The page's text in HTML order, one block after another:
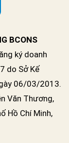
BCONS
ký doanh
do Sở Kế
06/03/2013.
Văn Thương,
Hồ Chí Minh,